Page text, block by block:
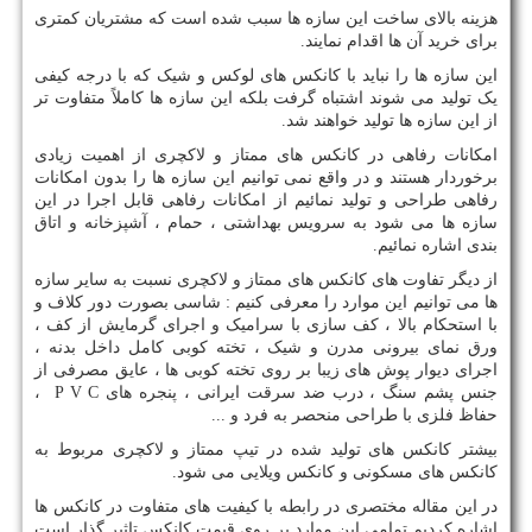
هزینه بالای ساخت این سازه ها سبب شده است که مشتریان کمتری
برای خرید آن ها اقدام نمایند.
این سازه ها را نباید با کانکس های لوکس و شیک که با درجه کیفی
یک تولید می شوند اشتباه گرفت بلکه این سازه ها کاملاً متفاوت تر
از این سازه ها تولید خواهند شد.
امکانات رفاهی در کانکس های ممتاز و لاکچری از اهمیت زیادی
برخوردار هستند و در واقع نمی توانیم این سازه ها را بدون امکانات
رفاهی طراحی و تولید نمائیم از امکانات رفاهی قابل اجرا در این
سازه ها می شود به سرویس بهداشتی ، حمام ، آشپزخانه و اتاق
بندی اشاره نمائیم.
از دیگر تفاوت های کانکس های ممتاز و لاکچری نسبت به سایر سازه
ها می توانیم این موارد را معرفی کنیم : شاسی بصورت دور کلاف و
با استحکام بالا ، کف سازی با سرامیک و اجرای گرمایش از کف ،
ورق نمای بیرونی مدرن و شیک ، تخته کوبی کامل داخل بدنه ،
اجرای دیوار پوش های زیبا بر روی تخته کوبی ها ، عایق مصرفی از
جنس پشم سنگ ، درب ضد سرقت ایرانی ، پنجره های P V C ،
حفاظ فلزی با طراحی منحصر به فرد و ...
بیشتر کانکس های تولید شده در تیپ ممتاز و لاکچری مربوط به
کانکس های مسکونی و کانکس ویلایی می شود.
در این مقاله مختصری در رابطه با کیفیت های متفاوت در کانکس ها
اشاره کردیم تمامی این موارد بر روی قیمت کانکس تاثیر گذار است